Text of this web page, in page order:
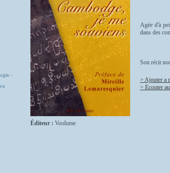
-
Éditeur : Voolume
Agée d'à
dans des
Son récit
> Ajouter a
> Ecouter